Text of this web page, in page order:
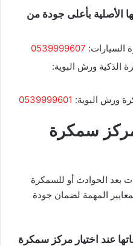
الأصلية بأعلى جودة من
السيارات: 0539999607
الذكية ورش البوية:
ورش البوية: 0539999601
مركز سمكرة
بعد الحوادث أو للسمكرة
المهمة لضمان جودة
عند اختيار مركز سمكرة